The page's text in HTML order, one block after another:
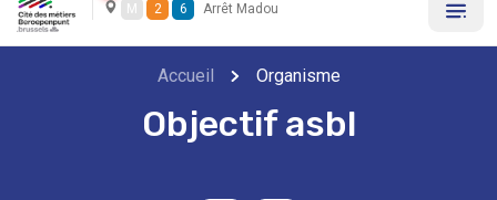
M 2 6 Arrêt Madou
Accueil Organisme
Objectif asbl